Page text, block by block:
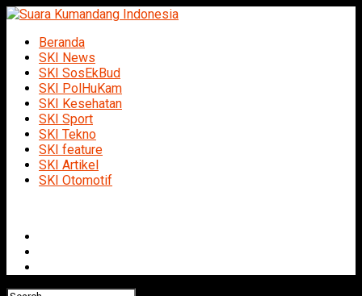
Beranda
SKI News
SKI SosEkBud
SKI PolHuKam
SKI Kesehatan
SKI Sport
SKI Tekno
SKI feature
SKI Artikel
SKI Otomotif